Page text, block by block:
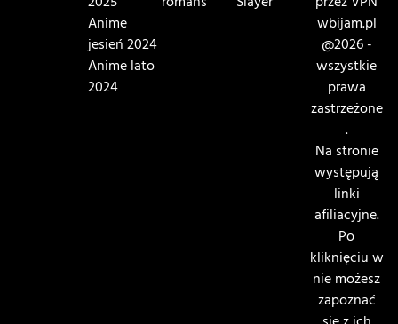
Anime
jesień 2024
Anime lato
2024
wbijam.pl
@2026 -
wszystkie
prawa
zastrzeżone
.
Na stronie
występują
linki
afiliacyjne.
Po
kliknięciu w
nie możesz
zapoznać